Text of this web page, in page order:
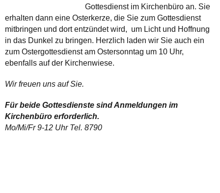
Gottesdienst im Kirchenbüro an. Sie
erhalten dann eine Osterkerze, die Sie zum Gottesdienst
mitbringen und dort entzündet wird, um Licht und Hoffnung
in das Dunkel zu bringen. Herzlich laden wir Sie auch ein
zum Ostergottesdienst am Ostersonntag um 10 Uhr,
ebenfalls auf der Kirchenwiese.
Wir freuen uns auf Sie.
Für beide Gottesdienste sind Anmeldungen im
Kirchenbüro erforderlich.
Mo/Mi/Fr 9-12 Uhr Tel. 8790